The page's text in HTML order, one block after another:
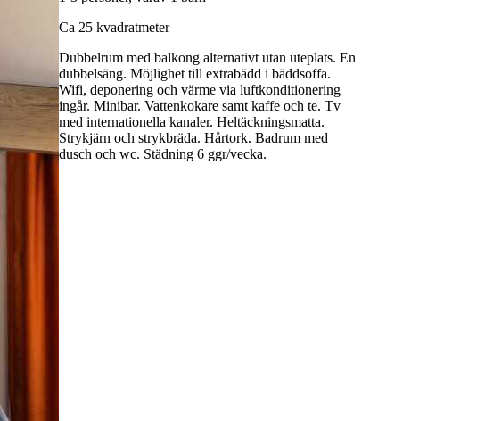
Ca 25 kvadratmeter
Dubbelrum med balkong alternativt utan uteplats. En
dubbelsäng. Möjlighet till extrabädd i bäddsoffa.
Wifi, deponering och värme via luftkonditionering
ingår. Minibar. Vattenkokare samt kaffe och te. Tv
med internationella kanaler. Heltäckningsmatta.
Strykjärn och strykbräda. Hårtork. Badrum med
dusch och wc. Städning 6 ggr/vecka.